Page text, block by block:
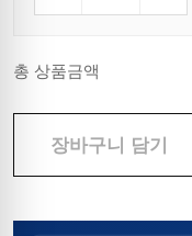
총 상품금액
장바구니 담기